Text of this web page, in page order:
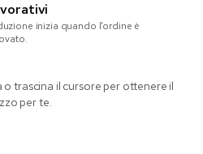
inizia quando l’ordine è
trascina il cursore per ottenere il
per te.